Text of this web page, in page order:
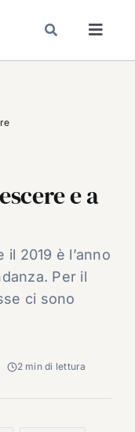
e a
2019 è l’anno
Per il
ci sono
2 min di lettura